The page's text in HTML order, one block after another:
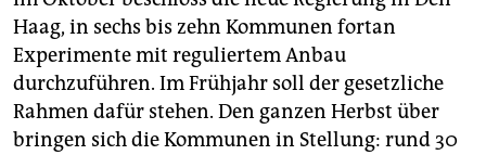
Haag, in sechs bis zehn Kommunen fortan
Experimente mit reguliertem Anbau
durchzuführen. Im Frühjahr soll der gesetzliche
Rahmen dafür stehen. Den ganzen Herbst über
bringen sich die Kommunen in Stellung: rund 30